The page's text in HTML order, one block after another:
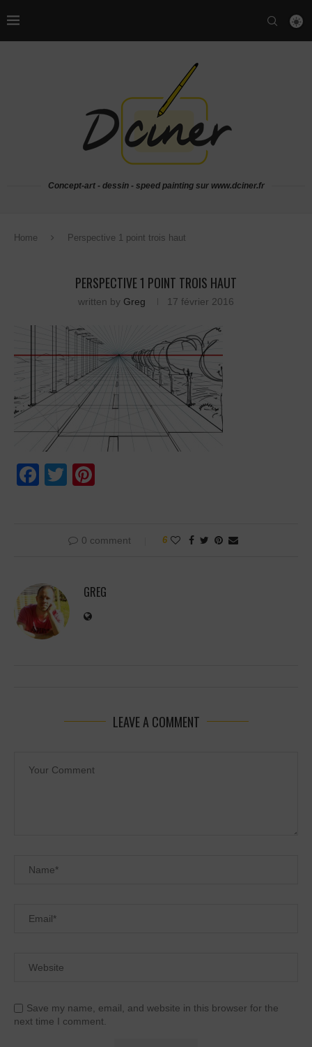
Concept-art - dessin - speed painting sur www.dciner.fr
Home Perspective 1 point trois haut
PERSPECTIVE 1 POINT TROIS HAUT
written by Greg 17 février 2016
Facebook
Twitter
0 comment 6
GREG
LEAVE A COMMENT
Save my name, email, and website in this browser for the
next time I comment.